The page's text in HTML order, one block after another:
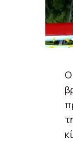
Ο